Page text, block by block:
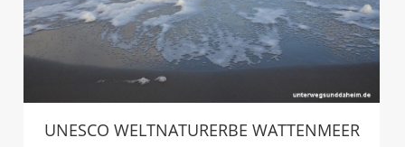
UNESCO WELTNATURERBE WATTENMEER